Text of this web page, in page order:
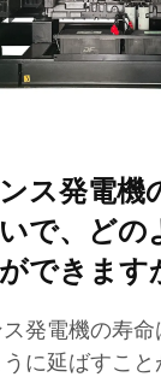
ス発電機
で、どの
できます
発電機の寿命
に延ばすこと